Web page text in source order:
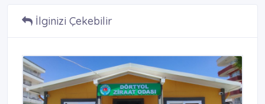
İlginizi Çekebilir